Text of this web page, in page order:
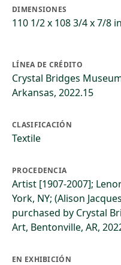
DIMENSIONES
110 1/2 x 108 3/4 x 7/8
LÍNEA DE CRÉDITO
Crystal Bridges
Arkansas, 2022.15
CLASIFICACIÓN
Textile
PROCEDENCIA
Artist [1907-2007];
York, NY; (Alison
purchased by Crystal
Art, Bentonville, AR,
EN EXHIBICIÓN